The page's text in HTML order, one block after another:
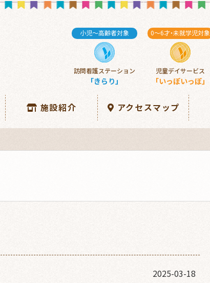
小児～高齢者対象
訪問看護ステーション
「きらり」
0～6才・未就学児対象
児童デイサービス
「いっぽいっぽ」
施設紹介 アクセスマップ
2025-03-18